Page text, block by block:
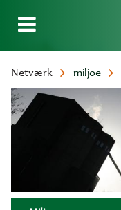
hovedindhold
Brødkrumme
Netværk miljoe